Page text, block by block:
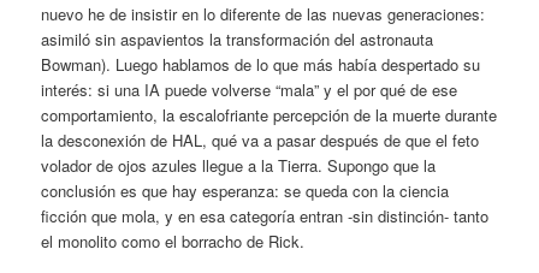
nuevo he de insistir en lo diferente de las nuevas generaciones:
asimiló sin aspavientos la transformación del astronauta
Bowman). Luego hablamos de lo que más había despertado su
interés: si una IA puede volverse “mala” y el por qué de ese
comportamiento, la escalofriante percepción de la muerte durante
la desconexión de HAL, qué va a pasar después de que el feto
volador de ojos azules llegue a la Tierra. Supongo que la
conclusión es que hay esperanza: se queda con la ciencia
ficción que mola, y en esa categoría entran -sin distinción- tanto
el monolito como el borracho de Rick.